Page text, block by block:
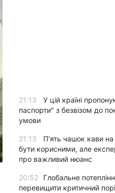
21:13
У цій країні
паспорти" з безвізом до
умови
21:13
П'ять чашок кави
бути корисними, але
про важливий нюанс
20:52
Глобальне
перевищити критичний